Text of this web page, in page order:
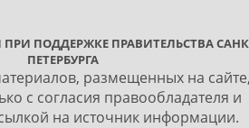
ПРИ ПОДДЕРЖКЕ ПРАВИТЕЛЬСТВА
ПЕТЕРБУРГА
размещенных на
с согласия правообладателя и
на источник информации.